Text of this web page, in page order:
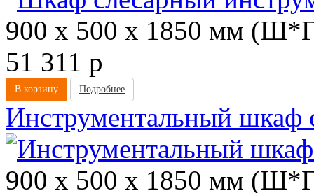
900 х 500 х 1850 мм
51 311 p
В корзину Подробнее
Инструментальный
900 х 500 х 1850 мм